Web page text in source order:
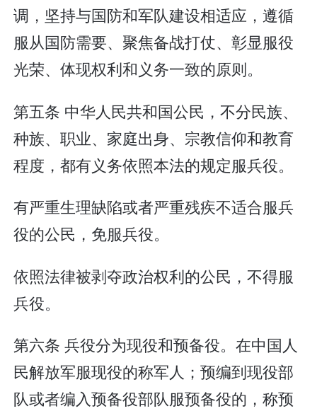
调，坚持与国防和军队建设相适应，遵循
服从国防需要、聚焦备战打仗、彰显服役
光荣、体现权利和义务一致的原则。
第五条 中华人民共和国公民，不分民族、
种族、职业、家庭出身、宗教信仰和教育
程度，都有义务依照本法的规定服兵役。
有严重生理缺陷或者严重残疾不适合服兵
役的公民，免服兵役。
依照法律被剥夺政治权利的公民，不得服
兵役。
第六条 兵役分为现役和预备役。在中国人
民解放军服现役的称军人；预编到现役部
队或者编入预备役部队服预备役的，称预